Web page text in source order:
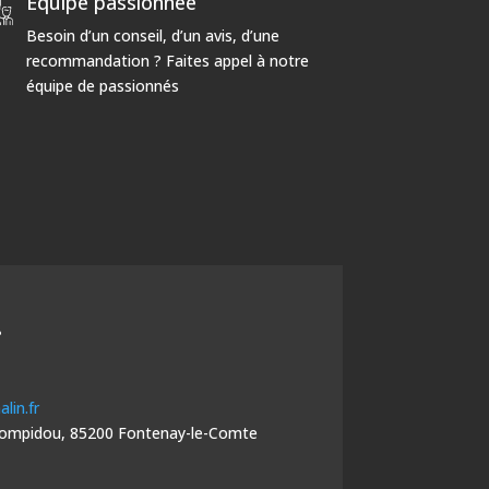
Besoin d’un conseil, d’un avis, d’une
recommandation ? Faites appel à notre
équipe de passionnés
85200 Fontenay-le-Comte